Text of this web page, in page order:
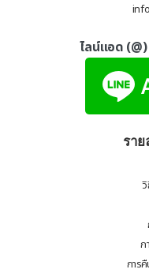
ไลน์แอด
ราย
ก
การ